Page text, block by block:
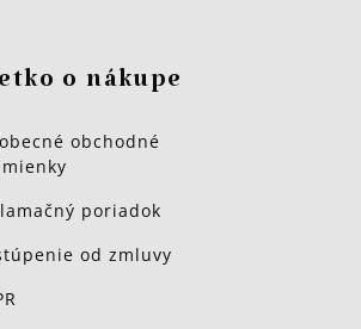
o nákupe
obchodné
poriadok
od zmluvy